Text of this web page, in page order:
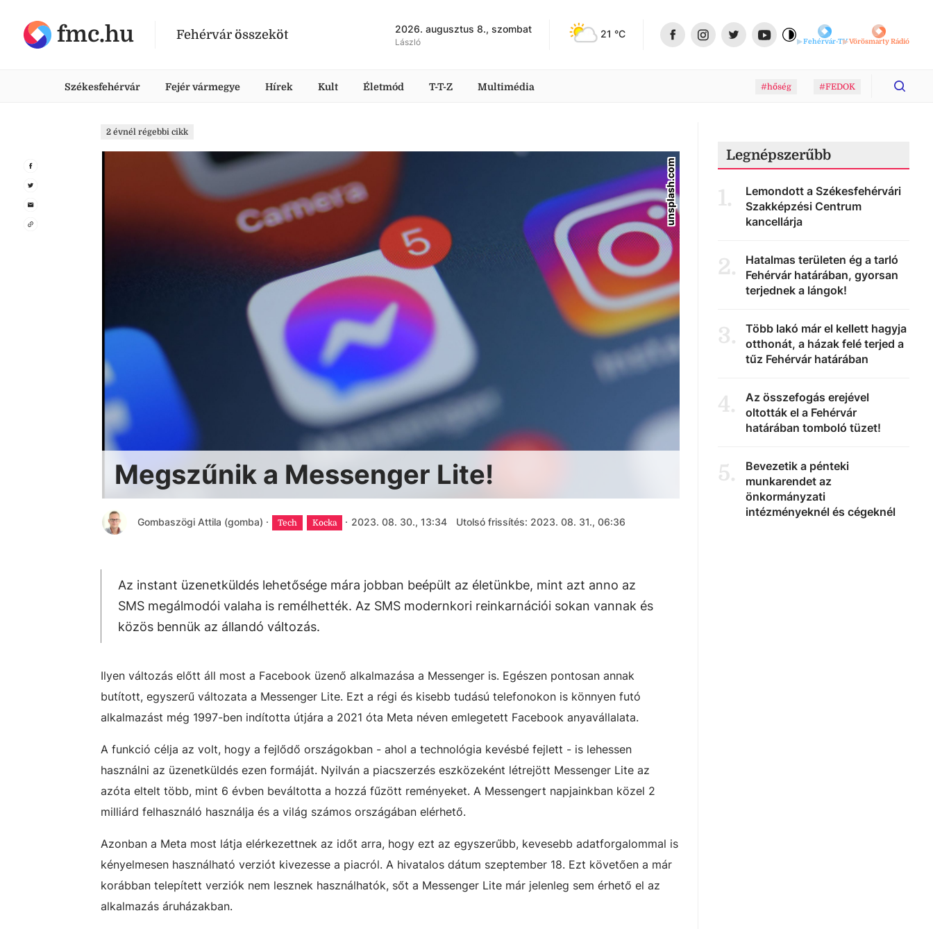
fmc.hu Fehérvár összeköt 2026. augusztus 8., szombat
László
21 °C
Fehérvár-TVVörösmarty Rádió
Székesfehérvár Fejér vármegye Hírek Kult Életmód T-T-Z Multimédia #hőség #FEDOK
2 évnél régebbi cikk
unsplash.com
Megszűnik a Messenger Lite!
Gombaszögi Attila (gomba) · Tech Kocka · 2023. 08. 30., 13:34 Utolsó frissítés: 2023. 08. 31., 06:36
Az instant üzenetküldés lehetősége mára jobban beépült az életünkbe, mint azt anno az
SMS megálmodói valaha is remélhették. Az SMS modernkori reinkarnációi sokan vannak és
közös bennük az állandó változás.
Ilyen változás előtt áll most a Facebook üzenő alkalmazása a Messenger is. Egészen pontosan annak
butított, egyszerű változata a Messenger Lite. Ezt a régi és kisebb tudású telefonokon is könnyen futó
alkalmazást még 1997-ben indította útjára a 2021 óta Meta néven emlegetett Facebook anyavállalata.
A funkció célja az volt, hogy a fejlődő országokban - ahol a technológia kevésbé fejlett - is lehessen
használni az üzenetküldés ezen formáját. Nyilván a piacszerzés eszközeként létrejött Messenger Lite az
azóta eltelt több, mint 6 évben beváltotta a hozzá fűzött reményeket. A Messengert napjainkban közel 2
milliárd felhasználó használja és a világ számos országában elérhető.
Azonban a Meta most látja elérkezettnek az időt arra, hogy ezt az egyszerűbb, kevesebb adatforgalommal is
kényelmesen használható verziót kivezesse a piacról. A hivatalos dátum szeptember 18. Ezt követően a már
korábban telepített verziók nem lesznek használhatók, sőt a Messenger Lite már jelenleg sem érhető el az
alkalmazás áruházakban.
Legnépszerűbb
1.
Lemondott a Székesfehérvári
Szakképzési Centrum
kancellárja
2.
Hatalmas területen ég a tarló
Fehérvár határában, gyorsan
terjednek a lángok!
3.
Több lakó már el kellett hagyja
otthonát, a házak felé terjed a
tűz Fehérvár határában
4.
Az összefogás erejével
oltották el a Fehérvár
határában tomboló tüzet!
5.
Bevezetik a pénteki
munkarendet az
önkormányzati
intézményeknél és cégeknél